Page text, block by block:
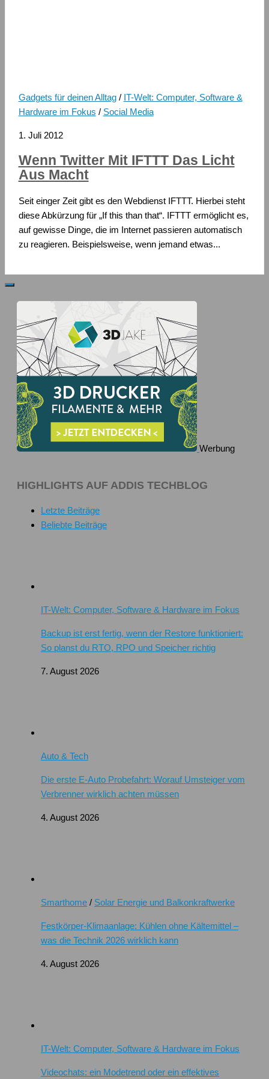
Gadgets für deinen Alltag/ IT-Welt: Computer, Software &
Hardware im Fokus / Social Media
1. Juli 2012
Wenn Twitter Mit IFTTT Das Licht
Aus Macht
Seit einger Zeit gibt es den Webdienst IFTTT. Hierbei steht
diese Abkürzung für „If this than that“. IFTTT ermöglicht es,
auf gewisse Dinge, die im Internet passieren automatisch
zu reagieren. Beispielsweise, wenn jemand etwas...
Werbung
HIGHLIGHTS AUF ADDIS TECHBLOG
Letzte Beiträge
Beliebte Beiträge
IT-Welt: Computer, Software & Hardware im Fokus
Backup ist erst fertig, wenn der Restore funktioniert:
So planst du RTO, RPO und Speicher richtig
7. August 2026
Auto & Tech
Die erste E-Auto Probefahrt: Worauf Umsteiger vom
Verbrenner wirklich achten müssen
4. August 2026
Smarthome / Solar Energie und Balkonkraftwerke
Festkörper-Klimaanlage: Kühlen ohne Kältemittel –
was die Technik 2026 wirklich kann
4. August 2026
IT-Welt: Computer, Software & Hardware im Fokus
Videochats: ein Modetrend oder ein effektives